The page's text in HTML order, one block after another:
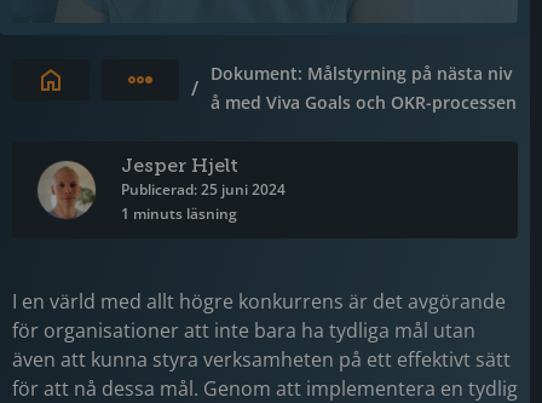
Expandera brödsmulor
/
Dokument: Målstyrning på nästa niv
å med Viva Goals och OKR-processen
Jesper Hjelt
Publicerad: 25 juni 2024
1 minuts läsning
I en värld med allt högre konkurrens är det avgörande
för organisationer att inte bara ha tydliga mål utan
även att kunna styra verksamheten på ett effektivt sätt
för att nå dessa mål. Genom att implementera en tydlig